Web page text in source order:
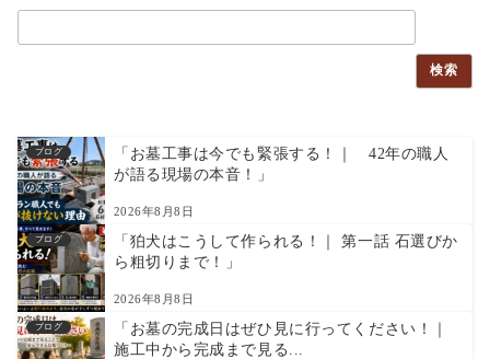
検索
ブログ
「お墓工事は今でも緊張する！｜ 42年の職人
が語る現場の本音！」
2026年8月8日
ブログ
「狛犬はこうして作られる！｜ 第一話 石選びか
ら粗切りまで！」
2026年8月8日
ブログ
「お墓の完成日はぜひ見に行ってください！｜
施工中から完成まで見る...